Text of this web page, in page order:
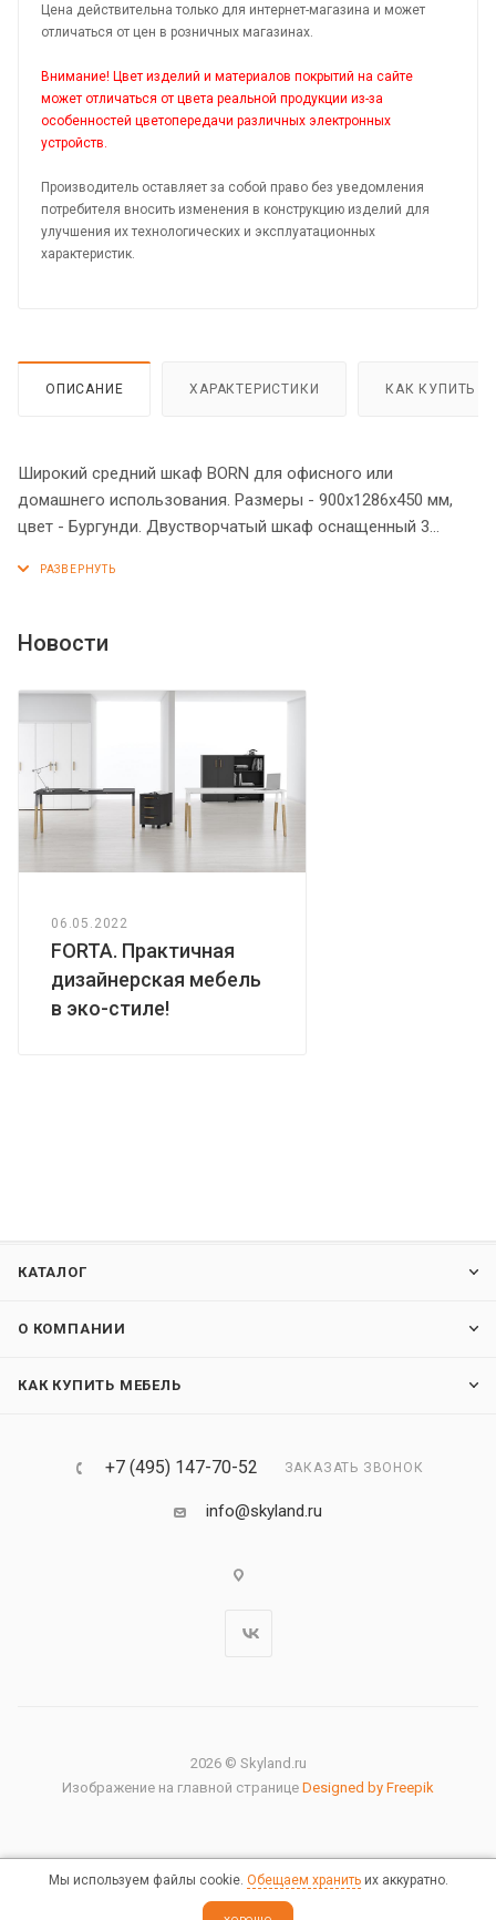
Цена действительна только для интернет-магазина и может
отличаться от цен в розничных магазинах.
Внимание! Цвет изделий и материалов покрытий на сайте
может отличаться от цвета реальной продукции из-за
особенностей цветопередачи различных электронных
устройств.
Производитель оставляет за собой право без уведомления
потребителя вносить изменения в конструкцию изделий для
улучшения их технологических и эксплуатационных
характеристик.
ОПИСАНИЕ ХАРАКТЕРИСТИКИ КАК КУПИТЬ
Широкий средний шкаф BORN для офисного или
домашнего использования. Размеры - 900х1286х450 мм,
цвет - Бургунди. Двустворчатый шкаф оснащенный 3
из ЛДСП под цвет конструкции. На дверцах установлены
прочными силовыми креплениями – эксцентриковыми
Новости
06.05.2022
FORTA. Практичная
дизайнерская мебель
в эко-стиле!
КАТАЛОГ
О КОМПАНИИ
КАК КУПИТЬ МЕБЕЛЬ
+7 (495) 147-70-52 ЗАКАЗАТЬ ЗВОНОК
info@skyland.ru
2026 © Skyland.ru
Изображение на главной странице Designed by Freepik
Правовая информация
Мы используем файлы cookie. Обещаем хранитьих аккуратно.